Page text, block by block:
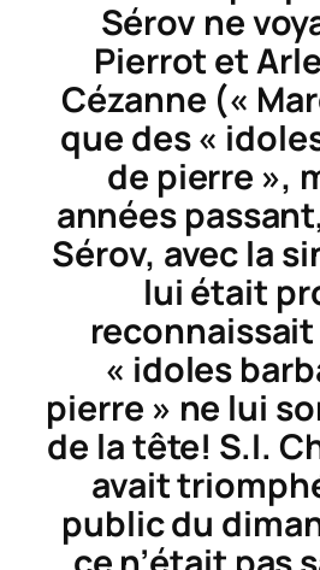
Sérov ne
Pierrot et
Cézanne («
que des «
de pierre »,
années
Sérov, avec la
lui était
« idoles
pierre » ne lui
de la tête! S.I.
avait
public du